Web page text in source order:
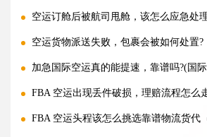
空运订舱后被航司甩舱，该怎么应急处
空运货物派送失败，包裹会被如何处置?
加急国际空运真的能提速，靠谱吗?(国
FBA 空运出现丢件破损，理赔流程怎么
FBA 空运头程该怎么挑选靠谱物流货代